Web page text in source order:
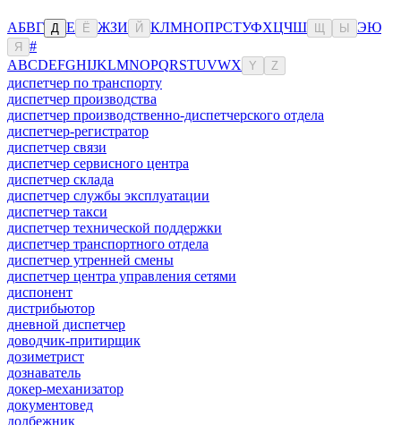
АБВГ Д Е Ё ЖЗИ Й КЛМНОПРСТУФХЦЧШ Ы ЭЮ
Я
#
ABCDEFGHIJKLMNOPQRSTUVWX Y Z
диспетчер по транспорту
диспетчер производства
диспетчер производственно-диспетчерского отдела
диспетчер-регистратор
диспетчер связи
диспетчер сервисного центра
диспетчер склада
диспетчер службы эксплуатации
диспетчер такси
диспетчер технической поддержки
диспетчер транспортного отдела
диспетчер утренней смены
диспетчер центра управления сетями
диспонент
дистрибьютор
дневной диспетчер
доводчик-притирщик
дозиметрист
дознаватель
докер-механизатор
документовед
долбежник